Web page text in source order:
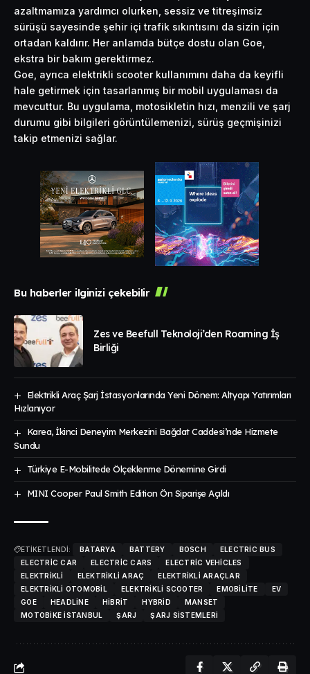
azaltmamıza yardımcı olurken, sessiz ve titreşimsiz
sürüşü sayesinde şehir içi trafik sıkıntısını da sizin için
ortadan kaldırır. Her anlamda bütçe dostu olan Goe,
ekstra bir bakım gerektirmez.
Goe, ayrıca elektrikli scooter kullanımını daha da keyifli
hale getirmek için tasarlanmış bir mobil uygulaması da
mevcuttur. Bu uygulama, motosikletin hızı, menzili ve şarj
durumu gibi bilgileri görüntülemenizi, sürüş geçmişinizi
takip etmenizi sağlar.
Bu haberler ilginizi çekebilir
Zes ve Beefull Teknoloji’den Roaming İş
Birliği
Elektrikli Araç Şarj İstasyonlarında Yeni Dönem: Altyapı Yatırımları
Hızlanıyor
Karea, İkinci Deneyim Merkezini Bağdat Caddesi’nde Hizmete
Sundu
Türkiye E-Mobilitede Ölçeklenme Dönemine Girdi
MINI Cooper Paul Smith Edition Ön Siparişe Açıldı
ETİKETLENDİ: BATARYA BATTERY BOSCH
ELECTRIC BUS
ELECTRIC CAR
ELECTRIC CARS
ELECTRIC VEHICLES
ELEKTRIKLI
ELEKTRIKLI ARAÇ
ELEKTRIKLI ARAÇLAR
ELEKTRIKLI OTOMOBIL
ELEKTRIKLI SCOOTER EMOBILITE
EV
GOE
HEADLINE HIBRIT HYBRID
MANSET
MOTOBIKE İSTANBUL
ŞARJ ŞARJ SISTEMLERI